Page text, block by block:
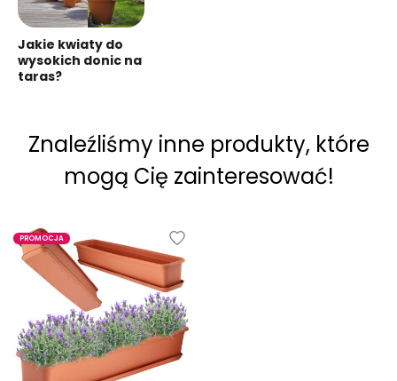
Jakie kwiaty do
wysokich donic na
taras?
Znaleźliśmy inne produkty, które
mogą Cię zainteresować!
PROMOCJA